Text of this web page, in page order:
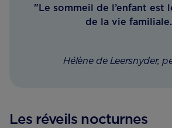
"Le sommeil de l’enfant est
de la vie
Hélène de Leersnyder,
Les réveils nocturnes